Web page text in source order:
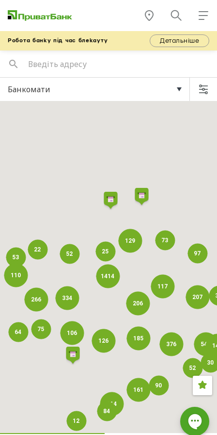
Робота банку під час блекауту Детальніше